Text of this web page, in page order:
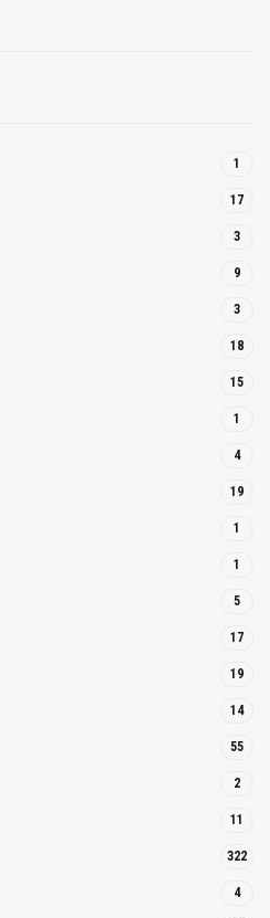
1
17
3
9
3
18
15
1
4
19
1
1
5
17
19
14
55
2
11
322
4